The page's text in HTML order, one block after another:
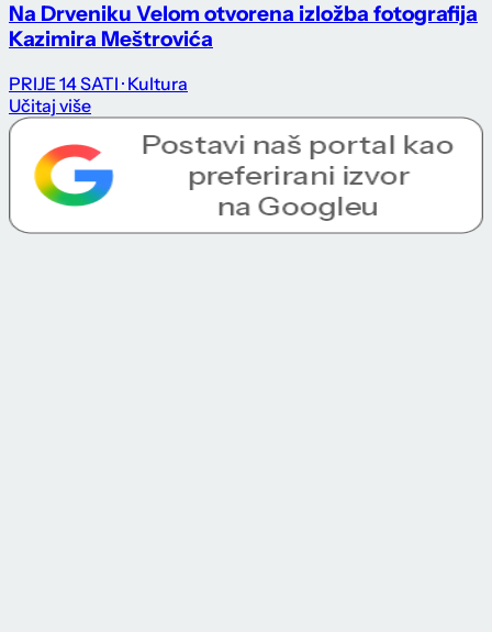
Na Drveniku Velom otvorena izložba fotografija
Kazimira Meštrovića
PRIJE 14 SATI · Kultura
Učitaj više